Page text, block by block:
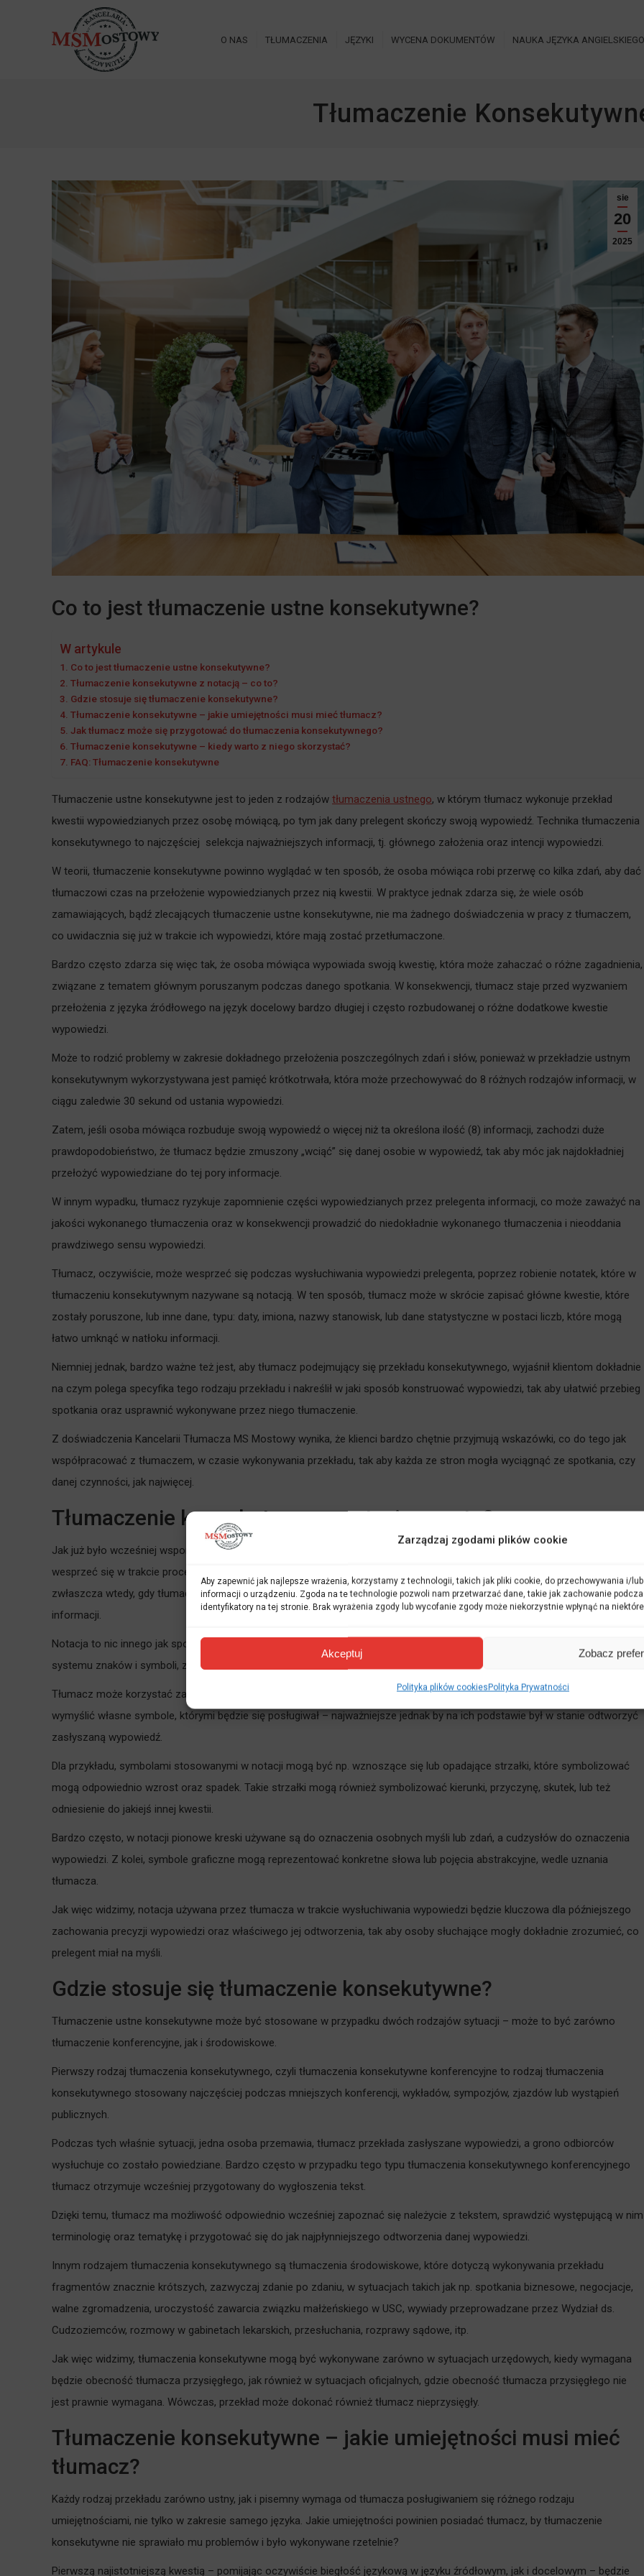
Zarządzaj zgodami plików cookie
Aby zapewnić jak najlepsze wrażenia, korzystamy z technologii, takich jak pliki cookie, do przechowywania i/
informacji o urządzeniu. Zgoda na te technologie pozwoli nam przetwarzać dane, takie jak zachowanie
identyfikatory na tej stronie. Brak wyrażenia zgody lub wycofanie zgody może niekorzystnie wpłynąć na
Akceptuj Zobacz
Polityka plików cookiesPolityka Prywatności
O NAS TŁUMACZENIA JĘZYKI WYCENA DOKUMENTÓW NAUKA JĘZYKA ANGIELSKIEGO
Tłumaczenie
sie
20
2025
Co to jest tłumaczenie ustne konsekutywne?
W artykule
Co to jest tłumaczenie ustne konsekutywne?
Tłumaczenie konsekutywne z notacją – co to?
Gdzie stosuje się tłumaczenie konsekutywne?
Tłumaczenie konsekutywne – jakie umiejętności musi mieć tłumacz?
Jak tłumacz może się przygotować do tłumaczenia konsekutywnego?
Tłumaczenie konsekutywne – kiedy warto z niego skorzystać?
FAQ: Tłumaczenie konsekutywne
Tłumaczenie ustne konsekutywne jest to jeden z rodzajów tłumaczenia ustnego, w którym tłumacz wykonuje przekład
kwestii wypowiedzianych przez osobę mówiącą, po tym jak dany prelegent skończy swoją wypowiedź. Technika tłumaczenia
konsekutywnego to najczęściej selekcja najważniejszych informacji, tj. głównego założenia oraz intencji wypowiedzi.
W teorii, tłumaczenie konsekutywne powinno wyglądać w ten sposób, że osoba mówiąca robi przerwę co kilka zdań, aby dać
tłumaczowi czas na przełożenie wypowiedzianych przez nią kwestii. W praktyce jednak zdarza się, że wiele osób
zamawiających, bądź zlecających tłumaczenie ustne konsekutywne, nie ma żadnego doświadczenia w pracy z tłumaczem,
co uwidacznia się już w trakcie ich wypowiedzi, które mają zostać przetłumaczone.
Bardzo często zdarza się więc tak, że osoba mówiąca wypowiada swoją kwestię, która może zahaczać o różne zagadnienia,
związane z tematem głównym poruszanym podczas danego spotkania. W konsekwencji, tłumacz staje przed wyzwaniem
przełożenia z języka źródłowego na język docelowy bardzo długiej i często rozbudowanej o różne dodatkowe kwestie
wypowiedzi.
Może to rodzić problemy w zakresie dokładnego przełożenia poszczególnych zdań i słów, ponieważ w przekładzie ustnym
konsekutywnym wykorzystywana jest pamięć krótkotrwała, która może przechowywać do 8 różnych rodzajów informacji, w
ciągu zaledwie 30 sekund od ustania wypowiedzi.
Zatem, jeśli osoba mówiąca rozbuduje swoją wypowiedź o więcej niż ta określona ilość (8) informacji, zachodzi duże
prawdopodobieństwo, że tłumacz będzie zmuszony „wciąć” się danej osobie w wypowiedź, tak aby móc jak najdokładniej
przełożyć wypowiedziane do tej pory informacje.
W innym wypadku, tłumacz ryzykuje zapomnienie części wypowiedzianych przez prelegenta informacji, co może zaważyć na
jakości wykonanego tłumaczenia oraz w konsekwencji prowadzić do niedokładnie wykonanego tłumaczenia i nieoddania
prawdziwego sensu wypowiedzi.
Tłumacz, oczywiście, może wesprzeć się podczas wysłuchiwania wypowiedzi prelegenta, poprzez robienie notatek, które w
tłumaczeniu konsekutywnym nazywane są notacją. W ten sposób, tłumacz może w skrócie zapisać główne kwestie, które
zostały poruszone, lub inne dane, typu: daty, imiona, nazwy stanowisk, lub dane statystyczne w postaci liczb, które mogą
łatwo umknąć w natłoku informacji.
Niemniej jednak, bardzo ważne też jest, aby tłumacz podejmujący się przekładu konsekutywnego, wyjaśnił klientom dokładnie
na czym polega specyfika tego rodzaju przekładu i nakreślił w jaki sposób konstruować wypowiedzi, tak aby ułatwić przebieg
spotkania oraz usprawnić wykonywane przez niego tłumaczenie.
Z doświadczenia Kancelarii Tłumacza MS Mostowy wynika, że klienci bardzo chętnie przyjmują wskazówki, co do tego jak
współpracować z tłumaczem, w czasie wykonywania przekładu, tak aby każda ze stron mogła wyciągnąć ze spotkania, czy
danej czynności, jak najwięcej.
Tłumaczenie konsekutywne z notacją – co to?
Jak już było wcześniej wspomniane, tłumacz czy to przysięgły czy nieprzysięgły, wykonując tłumaczenie konsekutywne może
wesprzeć się w trakcie procesu tłumaczeniowego właśnie notacją. Notacja w tłumaczeniu konsekutywnym używana jest
zwłaszcza wtedy, gdy tłumacz ma do czynienia z wypowiedziami kilkuminutowymi, zwierającymi dużą ilość różnych
informacji.
Notacja to nic innego jak sporządzanie notatek w trakcie słuchania wypowiedzi osoby mówiącej, poprzez użycie specjalnego
systemu znaków i symboli, z których później tłumacz jest w stanie odtworzyć zasłyszaną wypowiedź.
Tłumacz może korzystać zarówno ze znaków odgórnie ustalonych, które funkcjonują w tłumaczeniu konsekutywnym lub też
wymyślić własne symbole, którymi będzie się posługiwał – najważniejsze jednak by na ich podstawie był w stanie odtworzyć
zasłyszaną wypowiedź.
Dla przykładu, symbolami stosowanymi w notacji mogą być np. wznoszące się lub opadające strzałki, które symbolizować
mogą odpowiednio wzrost oraz spadek. Takie strzałki mogą również symbolizować kierunki, przyczynę, skutek, lub też
odniesienie do jakiejś innej kwestii.
Bardzo często, w notacji pionowe kreski używane są do oznaczenia osobnych myśli lub zdań, a cudzysłów do oznaczenia
wypowiedzi. Z kolei, symbole graficzne mogą reprezentować konkretne słowa lub pojęcia abstrakcyjne, wedle uznania
tłumacza.
Jak więc widzimy, notacja używana przez tłumacza w trakcie wysłuchiwania wypowiedzi będzie kluczowa dla późniejszego
zachowania precyzji wypowiedzi oraz właściwego jej odtworzenia, tak aby osoby słuchające mogły dokładnie zrozumieć, co
prelegent miał na myśli.
Gdzie stosuje się tłumaczenie konsekutywne?
Tłumaczenie ustne konsekutywne może być stosowane w przypadku dwóch rodzajów sytuacji – może to być zarówno
tłumaczenie konferencyjne, jak i środowiskowe.
Pierwszy rodzaj tłumaczenia konsekutywnego, czyli tłumaczenia konsekutywne konferencyjne to rodzaj tłumaczenia
konsekutywnego stosowany najczęściej podczas mniejszych konferencji, wykładów, sympozjów, zjazdów lub wystąpień
publicznych.
Podczas tych właśnie sytuacji, jedna osoba przemawia, tłumacz przekłada zasłyszane wypowiedzi, a grono odbiorców
wysłuchuje co zostało powiedziane. Bardzo często w przypadku tego typu tłumaczenia konsekutywnego konferencyjnego
tłumacz otrzymuje wcześniej przygotowany do wygłoszenia tekst.
Dzięki temu, tłumacz ma możliwość odpowiednio wcześniej zapoznać się należycie z tekstem, sprawdzić występującą w nim
terminologię oraz tematykę i przygotować się do jak najpłynniejszego odtworzenia danej wypowiedzi.
Innym rodzajem tłumaczenia konsekutywnego są tłumaczenia środowiskowe, które dotyczą wykonywania przekładu
fragmentów znacznie krótszych, zazwyczaj zdanie po zdaniu, w sytuacjach takich jak np. spotkania biznesowe, negocjacje,
walne zgromadzenia, uroczystość zawarcia związku małżeńskiego w USC, wywiady przeprowadzane przez Wydział ds.
Cudzoziemców, rozmowy w gabinetach lekarskich, przesłuchania, rozprawy sądowe, itp.
Jak więc widzimy, tłumaczenia konsekutywne mogą być wykonywane zarówno w sytuacjach urzędowych, kiedy wymagana
będzie obecność tłumacza przysięgłego, jak również w sytuacjach oficjalnych, gdzie obecność tłumacza przysięgłego nie
jest prawnie wymagana. Wówczas, przekład może dokonać również tłumacz nieprzysięgły.
Tłumaczenie konsekutywne – jakie umiejętności musi mieć
tłumacz?
Każdy rodzaj przekładu zarówno ustny, jak i pisemny wymaga od tłumacza posługiwaniem się różnego rodzaju
umiejętnościami, nie tylko w zakresie samego języka. Jakie umiejętności powinien posiadać tłumacz, by tłumaczenie
konsekutywne nie sprawiało mu problemów i było wykonywane rzetelnie?
Pierwszą najistotniejszą kwestią – pomijając oczywiście biegłość językową w języku źródłowym, jak i docelowym – będzie